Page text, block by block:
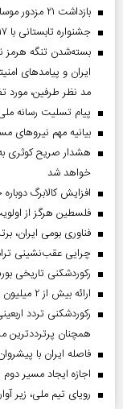
بازداشت ۲۱ مزدور موساد و ۴ شرور مسلح در استان کرمان
جشنواره تابستانی با ۱۷ فیلم سینمایی و انیمیشن روی آنتن تلویزیون
بسته‌شدن تنگه هرمز
ایران و پیامد‌های
مد نظر طرفین، مورد
پیام تسلیت رسانه
بیانیه مهم نیروهای
هشدار صریح کوثری به
خواهد شد
افزایش کالابرگ
فلسطین هرگز از
فناوری بومی ایران،
چرایی عقب‌نشینی
رکوردشکنی تاریخی
ارائه بیش از ۲ میلیون خدمت بهداشتی در اربعین حسینی
همچنان پرترددترین
فاصله ایران با
اجازه ایجاد مسیر
رویای تیم ملی، زیر